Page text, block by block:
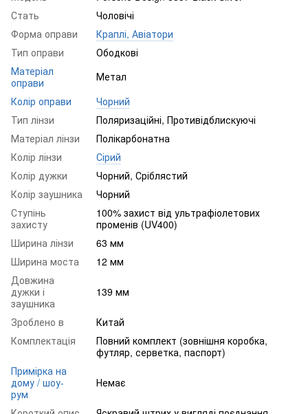
Стать
Чоловічі
Форма оправи
Краплі, Авіатори
Тип оправи
Ободкові
Матеріал
оправи
Метал
Колір оправи
Чорний
Тип лінзи
Поляризаційні, Противідблискуючі
Матеріал лінзи
Полікарбонатна
Колір лінзи
Сірий
Колір дужки
Чорний, Сріблястий
Колір заушника
Чорний
Ступінь
захисту
100% захист від ультрафіолетових
променів (UV400)
Ширина лінзи
63 мм
Ширина моста
12 мм
Довжина
дужки і
заушника
139 мм
Зроблено в
Китай
Комплектація
Повний комплект (зовнішня коробка,
футляр, серветка, паспорт)
Примірка на
дому / шоу-
рум
Немає